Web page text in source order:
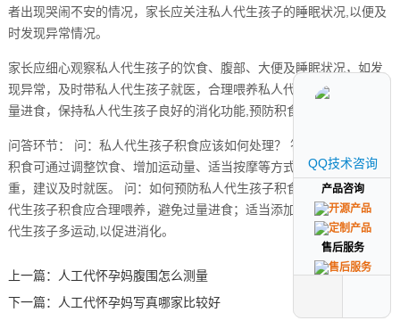
者出现哭闹不安的情况，家长应关注私人代生孩子的睡眠状况,以便及
时发现异常情况。
家长应细心观察私人代生孩子的饮食、腹部、大便及睡眠状况，如发
现异常，及时带私人代生孩子就医，合理喂养私人代生孩子，避免过
量进食，保持私人代生孩子良好的消化功能,预防积食的发生。
问答环节： 问：私人代生孩子积食应该如何处理？ 答：私人代生孩子
积食可通过调整饮食、增加运动量、适当按摩等方式缓解，如情况严
重，建议及时就医。 问：如何预防私人代生孩子积食？ 答：预防私人
代生孩子积食应合理喂养，避免过量进食；适当添加辅食；鼓励私人
代生孩子多运动,以促进消化。
上一篇：
人工代怀孕妈腹围怎么测量
下一篇：
人工代怀孕妈写真哪家比较好
QQ技术咨询
产品咨询
售后服务
QQ技术咨询
产品咨询
售后服务